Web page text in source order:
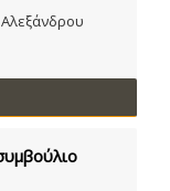
Αλεξάνδρου